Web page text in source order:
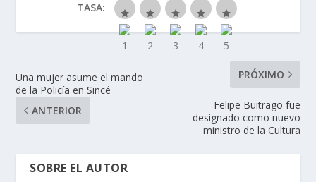
TASA:
Una mujer asume el mando
de la Policía en Sincé
ANTERIOR
PRÓXIMO
Felipe Buitrago fue
designado como nuevo
ministro de la Cultura
SOBRE EL AUTOR